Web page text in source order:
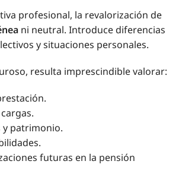
profesional, la revalorización de
ni neutral. Introduce diferencias
y situaciones personales.
resulta imprescindible valorar:
y patrimonio.
futuras en la pensión